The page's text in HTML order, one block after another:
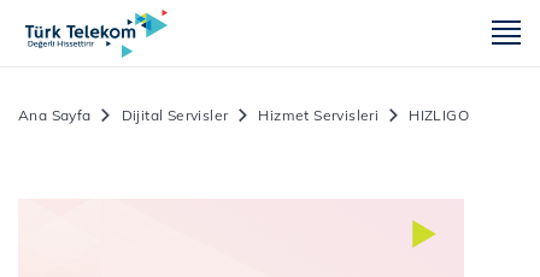
Ana Sayfa Dijital Servisler Hizmet Servisleri HIZLIGO